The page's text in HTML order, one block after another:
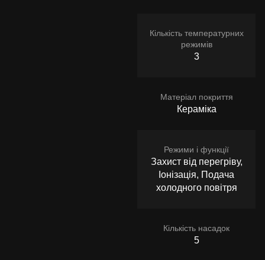
Кількість температурних
режимів
3
Матеріал покриття
Кераміка
Режими і функції
Захист від перегріву,
Іонізація, Подача
холодного повітря
Кількість насадок
5